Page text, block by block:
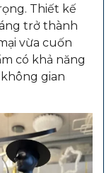
Thiết kế
trở thành
vừa cuốn
có khả năng
gian